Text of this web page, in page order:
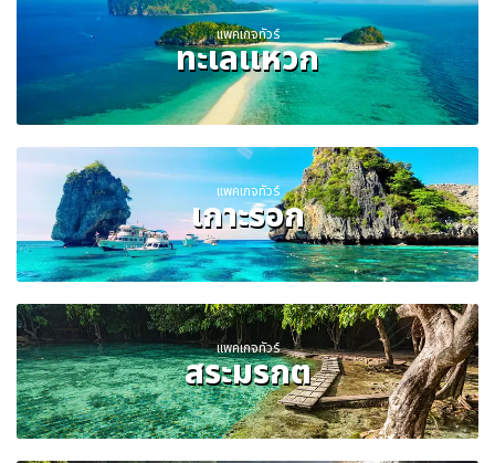
แพคเกจทัวร์
ทะเลแหวก
แพคเกจทัวร์
เกาะรอก
แพคเกจทัวร์
สระมรกต